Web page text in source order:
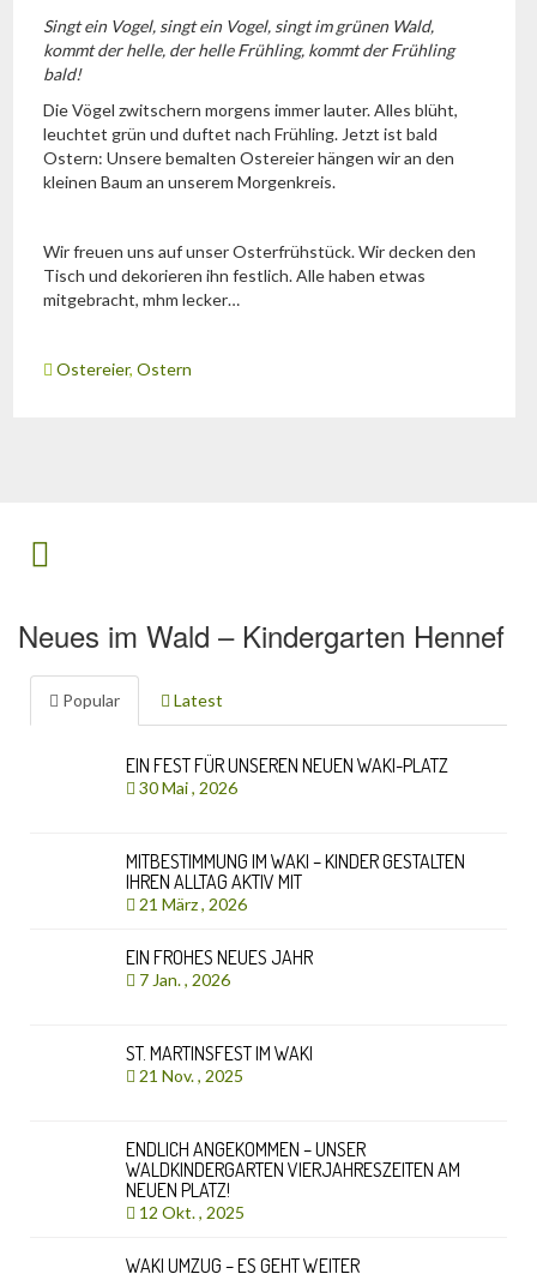
Singt ein Vogel, singt ein Vogel, singt im grünen Wald,
kommt der helle, der helle Frühling, kommt der Frühling
bald!
Die Vögel zwitschern morgens immer lauter. Alles blüht,
leuchtet grün und duftet nach Frühling. Jetzt ist bald
Ostern: Unsere bemalten Ostereier hängen wir an den
kleinen Baum an unserem Morgenkreis.
Wir freuen uns auf unser Osterfrühstück. Wir decken den
Tisch und dekorieren ihn festlich. Alle haben etwas
mitgebracht, mhm lecker…
Ostereier, Ostern
Neues im Wald – Kindergarten Hennef
Popular Latest
EIN FEST FÜR UNSEREN NEUEN WAKI-PLATZ
30 Mai , 2026
MITBESTIMMUNG IM WAKI – KINDER GESTALTEN
IHREN ALLTAG AKTIV MIT
21 März , 2026
EIN FROHES NEUES JAHR
7 Jan. , 2026
ST. MARTINSFEST IM WAKI
21 Nov. , 2025
ENDLICH ANGEKOMMEN – UNSER
WALDKINDERGARTEN VIERJAHRESZEITEN AM
NEUEN PLATZ!
12 Okt. , 2025
WAKI UMZUG – ES GEHT WEITER